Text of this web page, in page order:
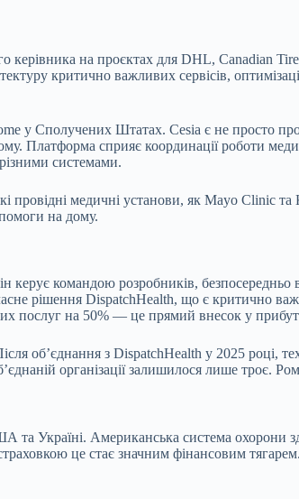
на проєктах для DHL, Canadian
критично важливих сервісів,
у Сполучених Штатах. Cesia є не просто
Платформа сприяє координації роботи
системами.
провідні медичні установи, як Mayo Clinic
на дому.
керує командою розробників, безпосередньо
рішення DispatchHealth, що є критично
послуг на 50% — це прямий внесок у
об’єднання з DispatchHealth у 2025 році,
організації залишилося лише троє.
Україні. Американська система охорони
це стає значним фінансовим